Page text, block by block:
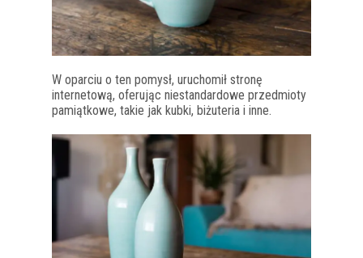
W oparciu o ten pomysł, uruchomił stronę
internetową, oferując niestandardowe przedmioty
pamiątkowe, takie jak kubki, biżuteria i inne.